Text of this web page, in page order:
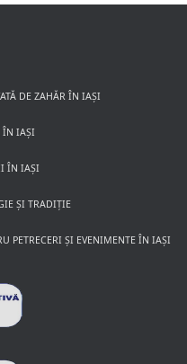
DE ZAHĂR ÎN IAȘI
ÎN IAȘI
ÎN IAȘI
ȘI TRADIȚIE
PETRECERI ȘI EVENIMENTE ÎN IAȘI